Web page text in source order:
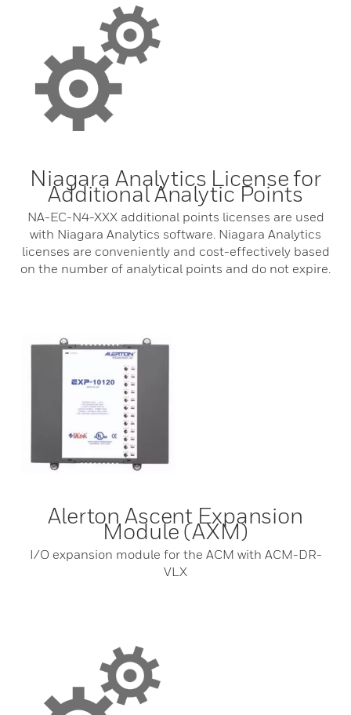
Niagara Analytics License for
Additional Analytic Points
NA-EC-N4-XXX additional points licenses are used
with Niagara Analytics software. Niagara Analytics
licenses are conveniently and cost-effectively based
on the number of analytical points and do not expire.
Alerton Ascent Expansion
Module (AXM)
I/O expansion module for the ACM with ACM-DR-
VLX